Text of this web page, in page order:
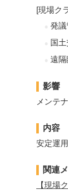
[現場ク
発
国
遠
影響
メンテ
内容
安定運
関連
【現場